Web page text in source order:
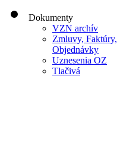
Dokumenty
VZN archív
Zmluvy, Faktúry,
Objednávky
Uznesenia OZ
Tlačivá